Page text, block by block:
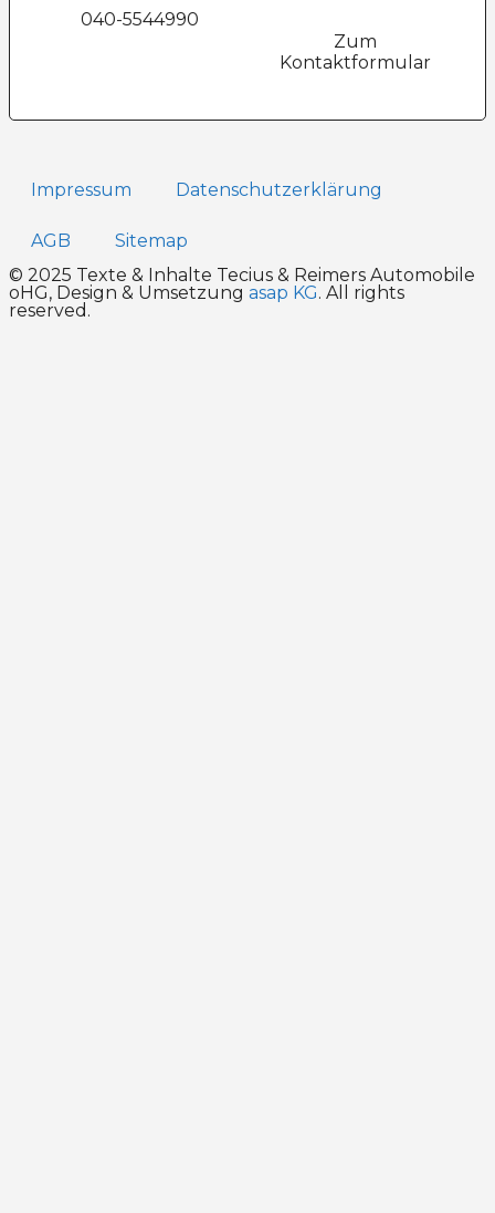
040-5544990
Zum
Kontaktformular
Impressum Datenschutz­erklärung
AGB
Sitemap
© 2025 Texte & Inhalte Tecius & Reimers Automobile
oHG, Design & Umsetzung asap KG. All rights
reserved.